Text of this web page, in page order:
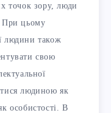
точок зору, люди
При цьому
людини також
свою
людиною як
особистості. В